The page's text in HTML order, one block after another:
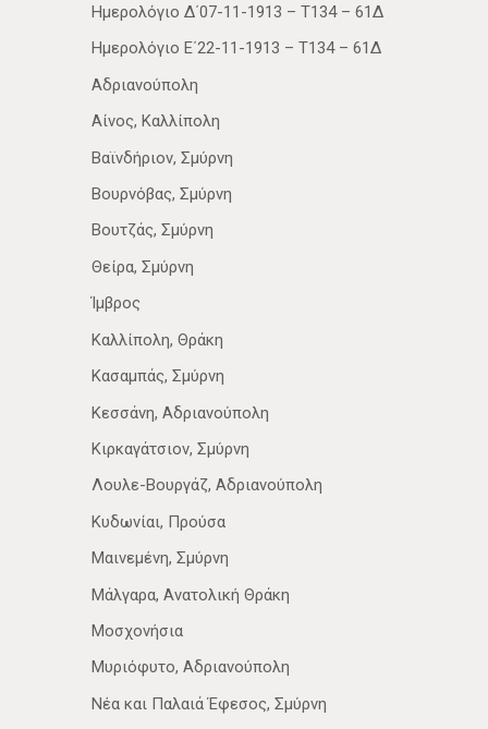
Ημερολόγιο Δ΄07-11-1913 – Τ134 – 61Δ
Ημερολόγιο Ε΄22-11-1913 – Τ134 – 61Δ
Αδριανούπολη
Αίνος, Καλλίπολη
Βαϊνδήριον, Σμύρνη
Βουρνόβας, Σμύρνη
Βουτζάς, Σμύρνη
Θείρα, Σμύρνη
Ίμβρος
Καλλίπολη, Θράκη
Κασαμπάς, Σμύρνη
Κεσσάνη, Αδριανούπολη
Κιρκαγάτσιον, Σμύρνη
Λουλε-Βουργάζ, Αδριανούπολη
Κυδωνίαι, Προύσα
Μαινεμένη, Σμύρνη
Μάλγαρα, Ανατολική Θράκη
Μοσχονήσια
Μυριόφυτο, Αδριανούπολη
Νέα­ και Παλαιά Έφεσος, Σμύρνη